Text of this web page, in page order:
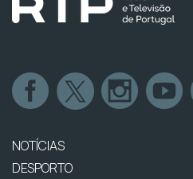
NOTÍCIAS
DESPORTO